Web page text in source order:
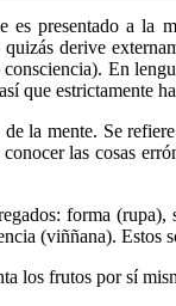
presentado a la
quizás derive
En
que estrictamente
la mente. Se
las cosas
forma (rupa),
(viññana). Estos
los frutos por sí